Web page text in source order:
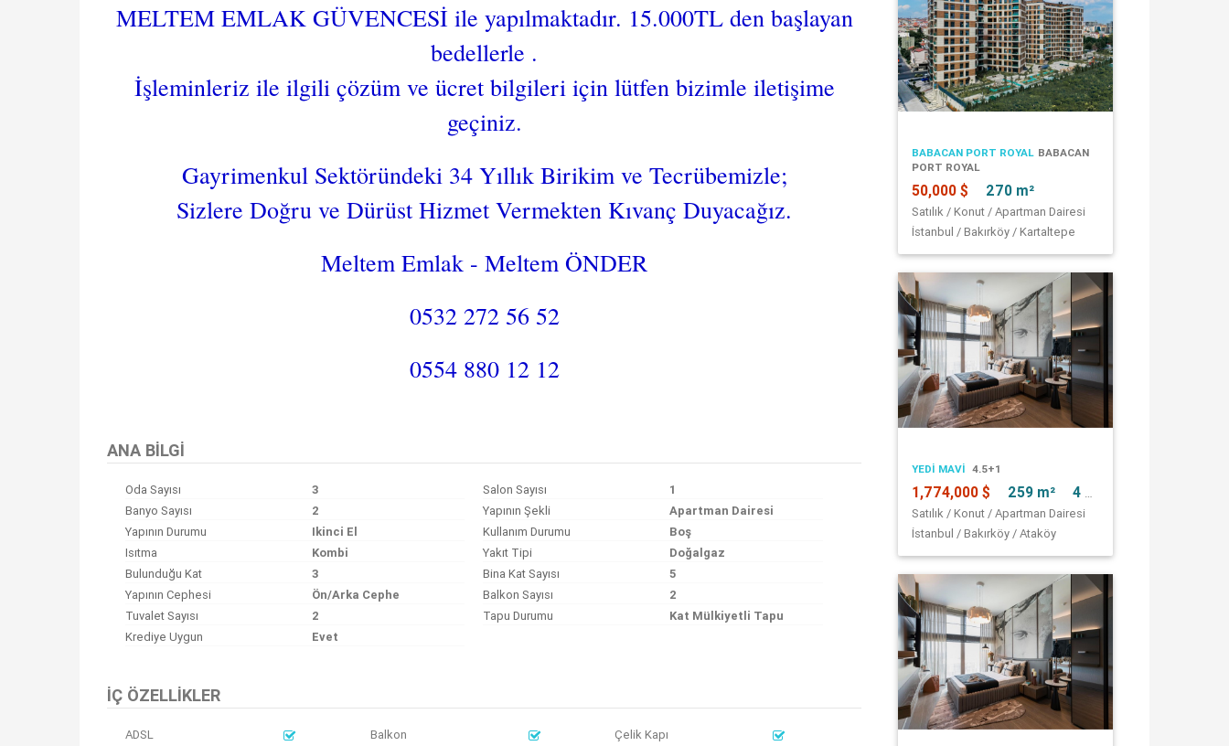
MELTEM EMLAK GÜVENCESİ ile yapılmaktadır. 15.000TL den başlayan
bedellerle .
İşleminleriz ile ilgili çözüm ve ücret bilgileri için lütfen bizimle iletişime
geçiniz.
Gayrimenkul Sektöründeki 34 Yıllık Birikim ve Tecrübemizle;
Sizlere Doğru ve Dürüst Hizmet Vermekten Kıvanç Duyacağız.
Meltem Emlak - Meltem ÖNDER
0532 272 56 52
0554 880 12 12
ANA BILGI
Oda Sayısı 3 Salon Sayısı
1
Banyo Sayısı
2 Yapının Şekli
Apartman Dairesi
Yapının Durumu
Ikinci El Kullanım Durumu
Boş
Isıtma
Kombi Yakıt Tipi
Doğalgaz
Bulunduğu Kat
3 Bina Kat Sayısı
5
Yapının Cephesi
Ön/Arka Cephe Balkon Sayısı
2
Tuvalet Sayısı
2 Tapu Durumu
Kat Mülkiyetli Tapu
Krediye Uygun
Evet
İÇ ÖZELLIKLER
ADSL Balkon
Çelik Kapı
BABACAN PORT ROYAL BABACAN
PORT ROYAL
50,000 $ 270 m²
Satılık / Konut / Apartman Dairesi
İstanbul / Bakırköy / Kartaltepe
YEDI MAVI 4.5+1
1,774,000 $ 259 m² 4 + 2
Satılık / Konut / Apartman Dairesi
İstanbul / Bakırköy / Ataköy